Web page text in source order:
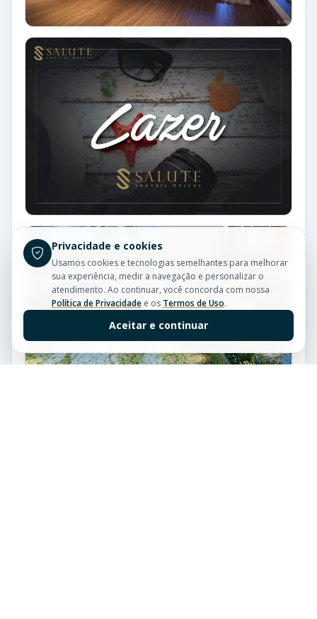
Privacidade e cookies
Usamos cookies e tecnologias semelhantes para melhorar
sua experiência, medir a navegação e personalizar o
atendimento. Ao continuar, você concorda com nossa
Política de Privacidade e os Termos de Uso.
Aceitar e continuar